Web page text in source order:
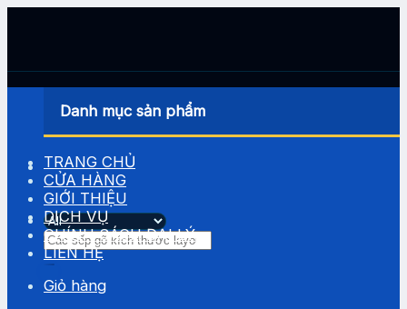
Tìm
kiếm:
Danh mục sản phẩm
TRANG CHỦ
CỬA HÀNG
GIỚI THIỆU
DỊCH VỤ
CHÍNH SÁCH ĐẠI LÝ
LIÊN HỆ
Giỏ hàng